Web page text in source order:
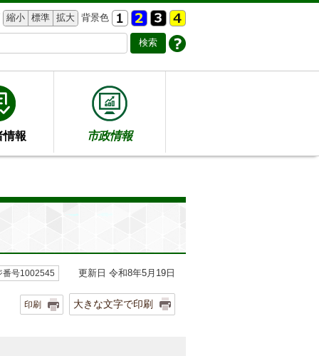
縮小 標準 拡大 背景色
情報 市政情報
番号1002545 更新日 令和8年5月19日
印刷 大きな文字で印刷